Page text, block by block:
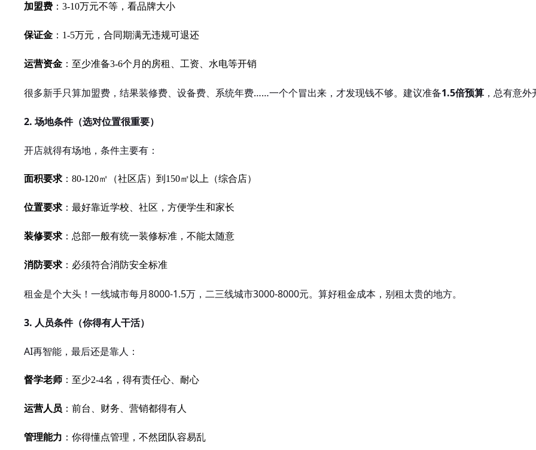
加盟费 ：3-10万元不等，看品牌大小
保证金 ：1-5万元，合同期满无违规可退还
运营资金 ：至少准备3-6个月的房租、工资、水电等开销
很多新手只算加盟费，结果装修费、设备费、系统年费……一个个冒出来，才发现钱不够。建议准备1.5倍预算 ，总有意
2. 场地条件（选对位置很重要）
开店就得有场地，条件主要有：
面积要求 ：80-120㎡（社区店）到150㎡以上（综合店）
位置要求 ：最好靠近学校、社区，方便学生和家长
装修要求 ：总部一般有统一装修标准，不能太随意
消防要求 ：必须符合消防安全标准
租金是个大头！一线城市每月8000-1.5万，二三线城市3000-8000元。算好租金成本，别租太贵的地方。
3. 人员条件（你得有人干活）
AI再智能，最后还是靠人：
督学老师 ：至少2-4名，得有责任心、耐心
运营人员 ：前台、财务、营销都得有人
管理能力 ：你得懂点管理，不然团队容易乱